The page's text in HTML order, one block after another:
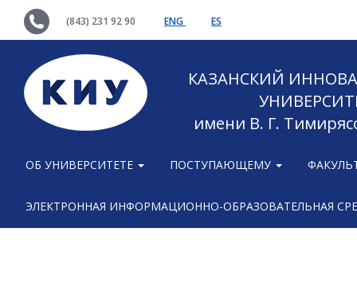
(843) 231 92 90 ENG ES
КАЗАНСКИЙ
имени В. Г.
ОБ УНИВЕРСИТЕТЕ ПОСТУПАЮЩЕМУ
ЭЛЕКТРОННАЯ ИНФОРМАЦИОННО-ОБРАЗОВАТЕЛЬНАЯ